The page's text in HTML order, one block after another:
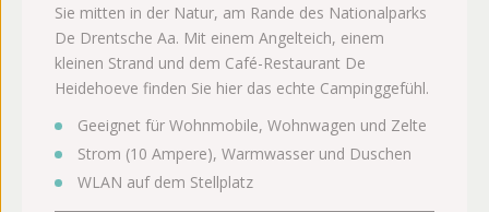
Sie mitten in der Natur, am Rande des Nationalparks
De Drentsche Aa. Mit einem Angelteich, einem
kleinen Strand und dem Café-Restaurant De
Heidehoeve finden Sie hier das echte Campinggefühl.
Geeignet für Wohnmobile, Wohnwagen und Zelte
Strom (10 Ampere), Warmwasser und Duschen
WLAN auf dem Stellplatz